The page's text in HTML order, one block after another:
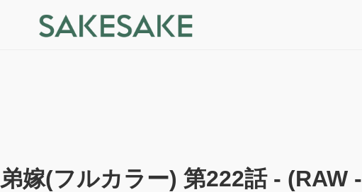
弟嫁(フルカラー) 第222話 - (RAW -